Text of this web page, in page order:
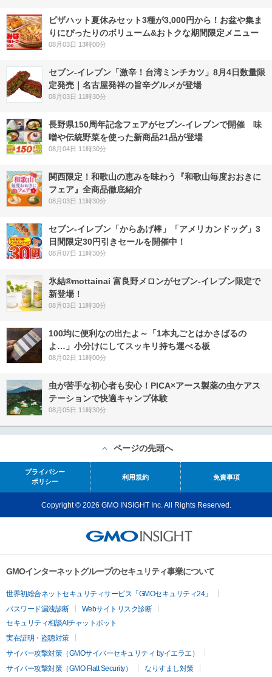
ピザハット夏休みセット3種が3,000円から！お盆や集ま
りにぴったりのボリューム&おトクな期間限定メニュー
08月03日 13時00分
セブン-イレブン「激辛！台湾ミンチカツ」8月4日数量限
定発売｜名古屋発祥の旨辛グルメが登場
08月03日 11時30分
長野県150周年記念フェアがセブン-イレブンで開催 味
噌や伝統野菜を使った新商品21品が登場
08月04日 11時30分
関西限定！和歌山の恵みを味わう『和歌山毎度おおきに
フェア』全商品徹底紹介
08月03日 11時30分
セブン‐イレブン「からあげ棒」「アメリカンドッグ」3
日間限定30円引きセールを開催中！
08月07日 11時30分
氷結®mottainai 富良野メロンがセブン‐イレブン限定で
新登場！
08月03日 11時30分
100均に便利なの出たよ～「1本丸ごとはかさばるの
よ…」小分けにしてスッキリ持ち運べる板
08月02日 11時00分
虫が苦手な初心者も安心！PICA×アース製薬の虫ケアス
テーションで快適キャンプ体験
08月05日 11時30分
ページの先頭へ
プライバシー
ポリシー
利用規約 免責事項
Copyright © 2026 GMO INSIGHT Inc. All Rights Reserved.
GMOインターネットグループのセキュリティ事業について
世界初総合ネットセキュリティサービス「GMOセキュリティ24」
パスワード漏洩診断
Webサイトリスク診断
セキュリティ相談AIチャットボット
実在証明・盗聴対策
サイバー攻撃対策（GMOサイバーセキュリティ byイエラエ）
サイバー攻撃対策（GMO Flatt Security）
なりすまし対策